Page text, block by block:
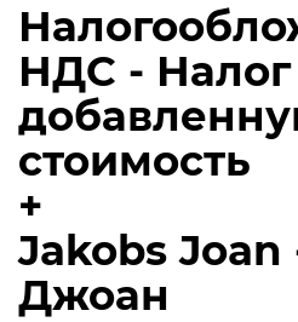
НДС - Налог
стоимость
+
Jakobs Joan
Джоан